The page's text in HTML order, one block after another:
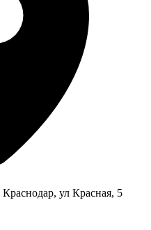
Краснодар, ул Красная, 5